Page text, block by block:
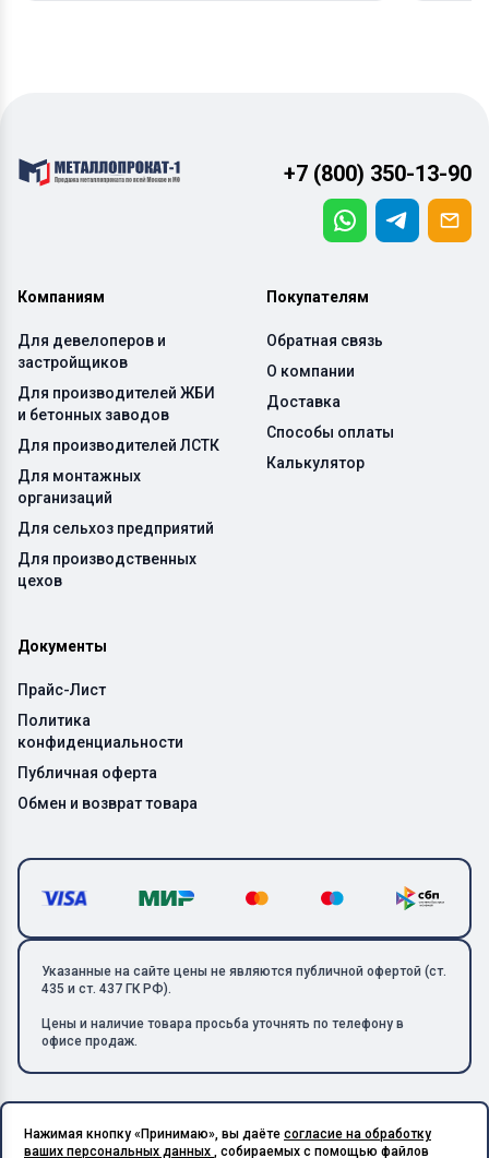
+7 (800) 350-13-90
Компаниям
Для девелоперов и
застройщиков
Для производителей ЖБИ
и бетонных заводов
Для производителей ЛСТК
Для монтажных
организаций
Для сельхоз предприятий
Для производственных
цехов
Покупателям
Обратная связь
О компании
Доставка
Способы оплаты
Калькулятор
Документы
Прайс-Лист
Политика
конфиденциальности
Публичная оферта
Обмен и возврат товара
Указанные на сайте цены не являются публичной офертой (ст.
435 и ст. 437 ГК РФ).
Цены и наличие товара просьба уточнять по телефону в
офисе продаж.
Copyright © 2026 ООО «Металлолом-1». Все права защищены.
Нажимая кнопку «Принимаю», вы даёте согласие на обработку
ваших персональных данных , собираемых с помощью файлов